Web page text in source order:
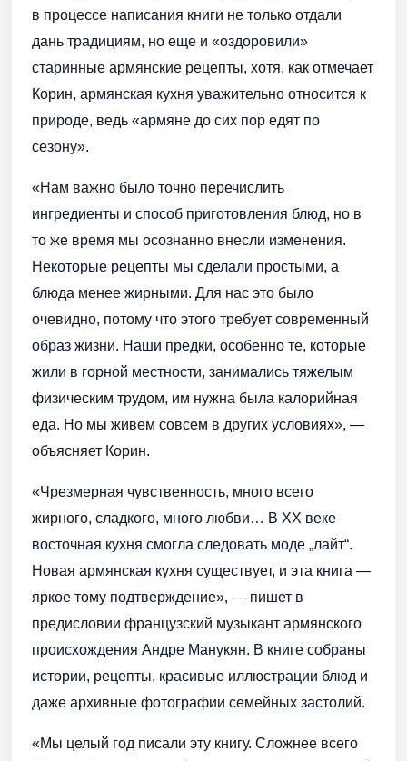
в процессе написания книги не только отдали
дань традициям, но еще и «оздоровили»
старинные армянские рецепты, хотя, как отмечает
Корин, армянская кухня уважительно относится к
природе, ведь «армяне до сих пор едят по
сезону».
«Нам важно было точно перечислить
ингредиенты и способ приготовления блюд, но в
то же время мы осознанно внесли изменения.
Некоторые рецепты мы сделали простыми, а
блюда менее жирными. Для нас это было
очевидно, потому что этого требует современный
образ жизни. Наши предки, особенно те, которые
жили в горной местности, занимались тяжелым
физическим трудом, им нужна была калорийная
еда. Но мы живем совсем в других условиях», —
объясняет Корин.
«Чрезмерная чувственность, много всего
жирного, сладкого, много любви… В XX веке
восточная кухня смогла следовать моде „лайт“.
Новая армянская кухня существует, и эта книга —
яркое тому подтверждение», — пишет в
предисловии французский музыкант армянского
происхождения Андре Манукян. В книге собраны
истории, рецепты, красивые иллюстрации блюд и
даже архивные фотографии семейных застолий.
«Мы целый год писали эту книгу. Сложнее всего